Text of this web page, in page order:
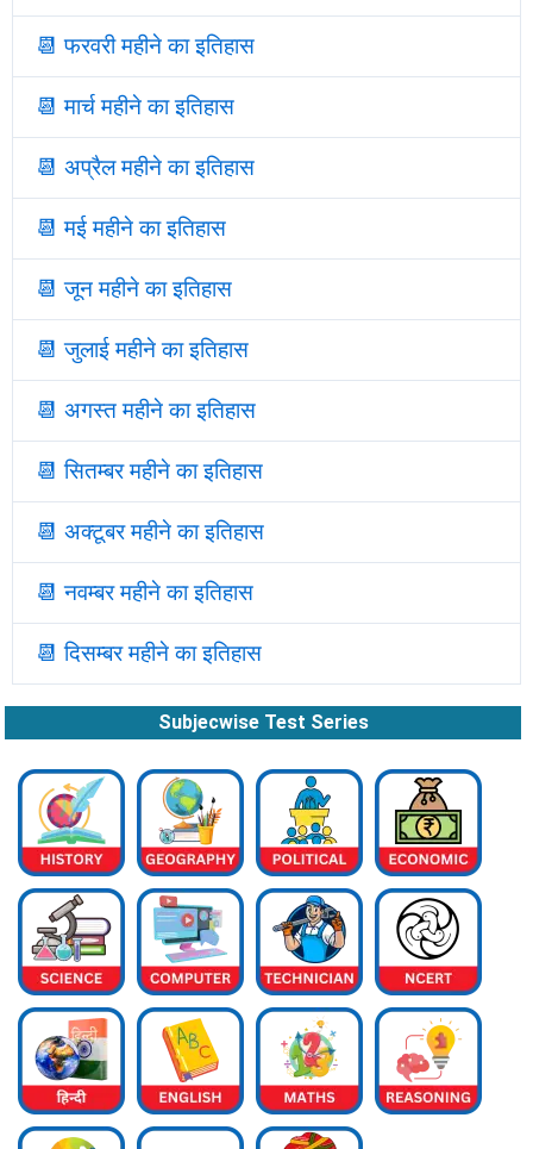
📆 फरवरी महीने का इतिहास
📆 मार्च महीने का इतिहास
📆 अप्रैल महीने का इतिहास
📆 मई महीने का इतिहास
📆 जून महीने का इतिहास
📆 जुलाई महीने का इतिहास
📆 अगस्त महीने का इतिहास
📆 सितम्बर महीने का इतिहास
📆 अक्टूबर महीने का इतिहास
📆 नवम्बर महीने का इतिहास
📆 दिसम्बर महीने का इतिहास
Subjecwise Test Series